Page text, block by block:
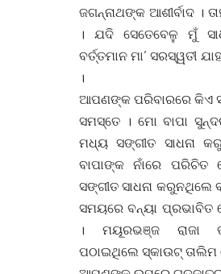
ଜଗନ୍ନାଥଙ୍କ ଆଶୀର୍ବାଦ ।
। ଯଦି ସେତେବେଳୁ ମୁଁ
ବର୍ତ୍ତମାନ ମା’ ସରସ୍ୱତୀ
।
ଆପଣଙ୍କ ପରିବାରରେ କିଏ
ସମସ୍ତେ । ମୋ ବାପା
ମଧ୍ୟ ସଙ୍ଗୀତ ସାଧନା
ବାପାଙ୍କ ନାଁରେ ପରିଚିତ
ସଙ୍ଗୀତ ସାଧନା କରୁନଥିଲେ
ସମୟରେ ବନ୍ୟା ପ୍ରଭାବିତ
। ମୟୂରଭଞ୍ଜ ରାଜା
ପଠାଇଥିଲେ ସ୍କାଉଟ୍ ତାଲିମ